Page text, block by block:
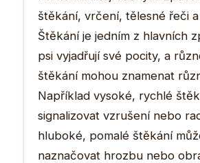
štěkání, vrčení, tělesné řeči a
Štěkání je jedním z hlavních
psi vyjadřují své pocity, a
štěkání mohou znamenat
Například vysoké, rychlé
signalizovat vzrušení nebo
hluboké, pomalé štěkání
naznačovat hrozbu nebo